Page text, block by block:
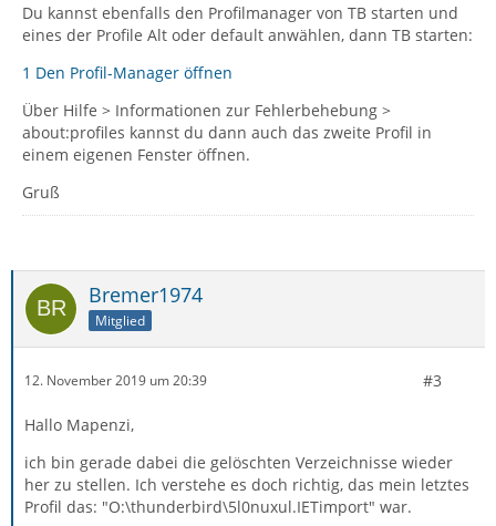
Du kannst ebenfalls den Profilmanager von TB starten und
eines der Profile Alt oder default anwählen, dann TB starten:
1 Den Profil-Manager öffnen
Über Hilfe > Informationen zur Fehlerbehebung >
about:profiles kannst du dann auch das zweite Profil in
einem eigenen Fenster öffnen.
Gruß
Bremer1974
Mitglied
12. November 2019 um 20:39 #3
Hallo Mapenzi,
ich bin gerade dabei die gelöschten Verzeichnisse wieder
her zu stellen. Ich verstehe es doch richtig, das mein letztes
Profil das: "O:\thunderbird\5l0nuxul.IETimport" war.